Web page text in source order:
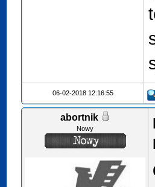
06-02-2018 12:16:55
abortnik
Nowy